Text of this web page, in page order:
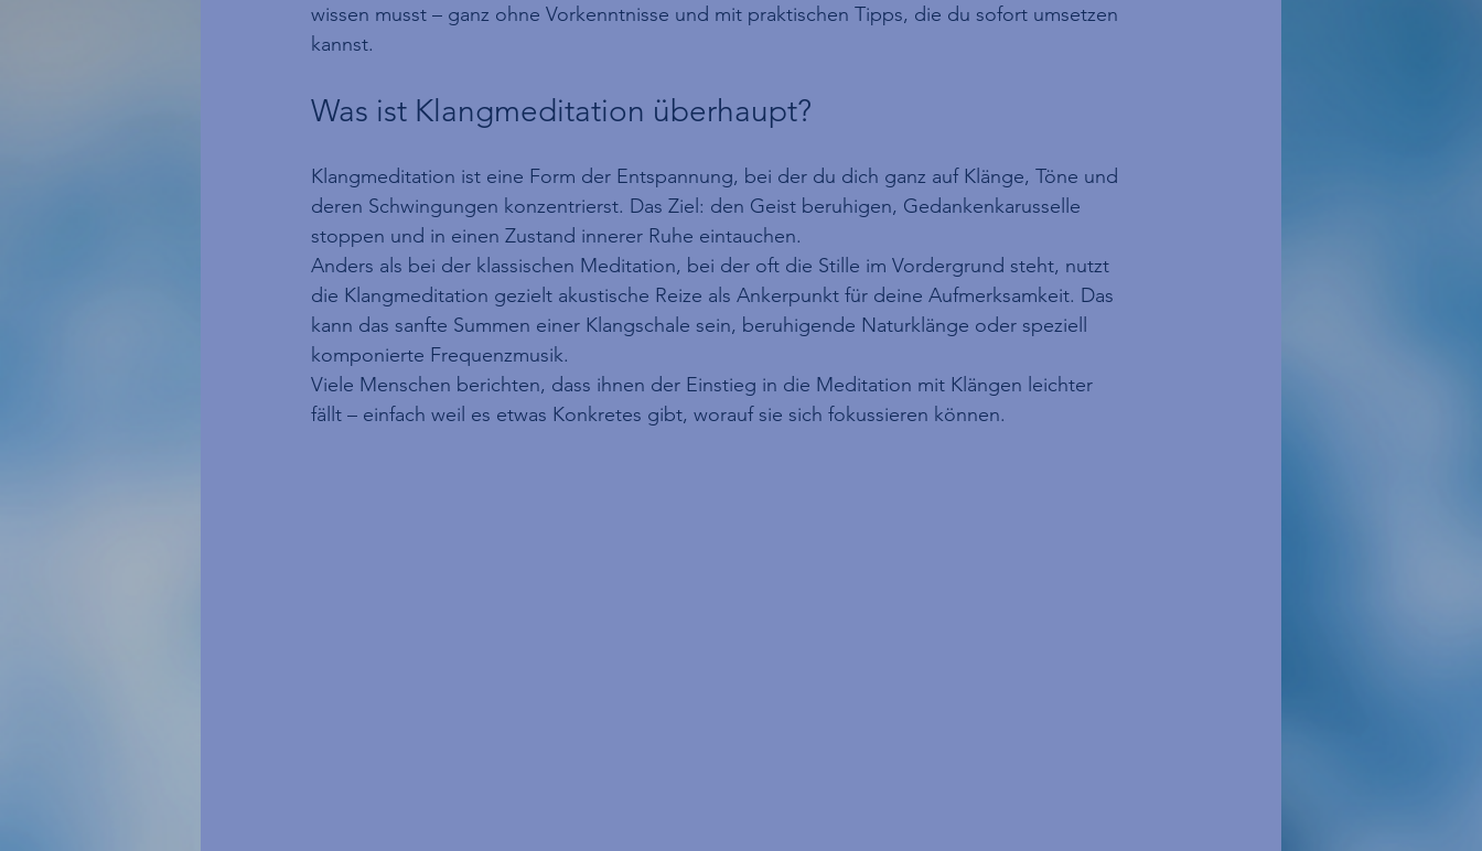
wissen musst – ganz ohne Vorkenntnisse und mit praktischen Tipps, die du sofort umsetzen
kannst.
Was ist Klangmeditation überhaupt?
Klangmeditation ist eine Form der Entspannung, bei der du dich ganz auf Klänge, Töne und
deren Schwingungen konzentrierst. Das Ziel: den Geist beruhigen, Gedankenkarusselle
stoppen und in einen Zustand innerer Ruhe eintauchen.
Anders als bei der klassischen Meditation, bei der oft die Stille im Vordergrund steht, nutzt
die Klangmeditation gezielt akustische Reize als Ankerpunkt für deine Aufmerksamkeit. Das
kann das sanfte Summen einer Klangschale sein, beruhigende Naturklänge oder speziell
komponierte Frequenzmusik.
Viele Menschen berichten, dass ihnen der Einstieg in die Meditation mit Klängen leichter
fällt – einfach weil es etwas Konkretes gibt, worauf sie sich fokussieren können.